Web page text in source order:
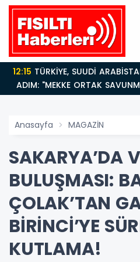
12:15
ADIM: "MEKKE ORTAK
Anasayfa MAGAZİN
SAKARYA’DA
BULUŞMASI:
ÇOLAK’TAN
BİRİNCİ’YE
KUTLAMA!